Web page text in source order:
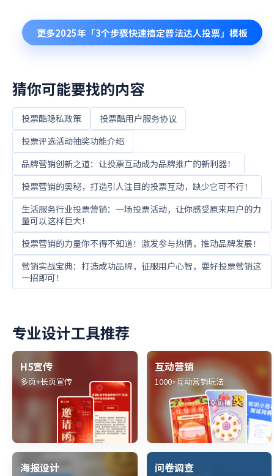
更多2025年「3个步骤快速搞定普法达人投票」 模板
猜你可能要找的内容
投票酷隐私政策
投票酷用户服务协议
投票评选活动抽奖功能介绍
品牌营销创新之道：让投票互动成为品牌推广的新利器！
投票营销的奥秘，打造引人注目的投票互动，缺少它可不行！
生活服务行业投票营销：一场投票活动，让你感受原来用户的力
量可以这样巨大！
投票营销的力量你不得不知道！激发参与热情，推动品牌发展！
营销实战宝典：打造成功品牌，征服用户心智，耍好投票营销这
一招即可！
专业设计工具推荐
H5宣传
多页+长页宣传
互动营销
1000+互动营销玩法
海报设计 问卷调查